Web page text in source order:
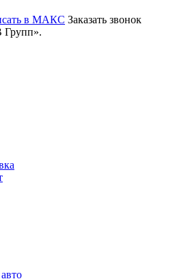
Заказать звонок